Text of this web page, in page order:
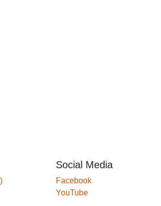
Social Media
Facebook
YouTube